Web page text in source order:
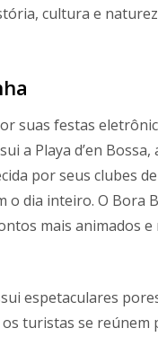
cultura e
suas festas
a Playa d’en Bossa,
por seus clubes
o dia inteiro. O Bora
mais animados e
espetaculares
turistas se reúnem